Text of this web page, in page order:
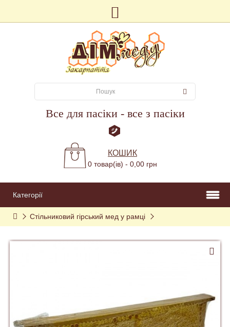
Все для пасіки - все з пасіки
КОШИК
0 товар(ів) - 0,00 грн
Категорії
Стільниковий гірський мед у рамці